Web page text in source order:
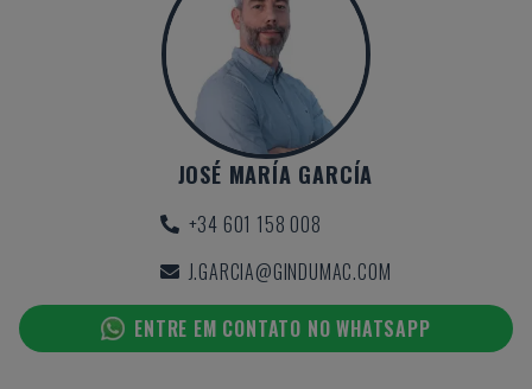
JOSÉ MARÍA GARCÍA
+34 601 158 008
J.GARCIA@GINDUMAC.COM
ENTRE EM CONTATO NO WHATSAPP